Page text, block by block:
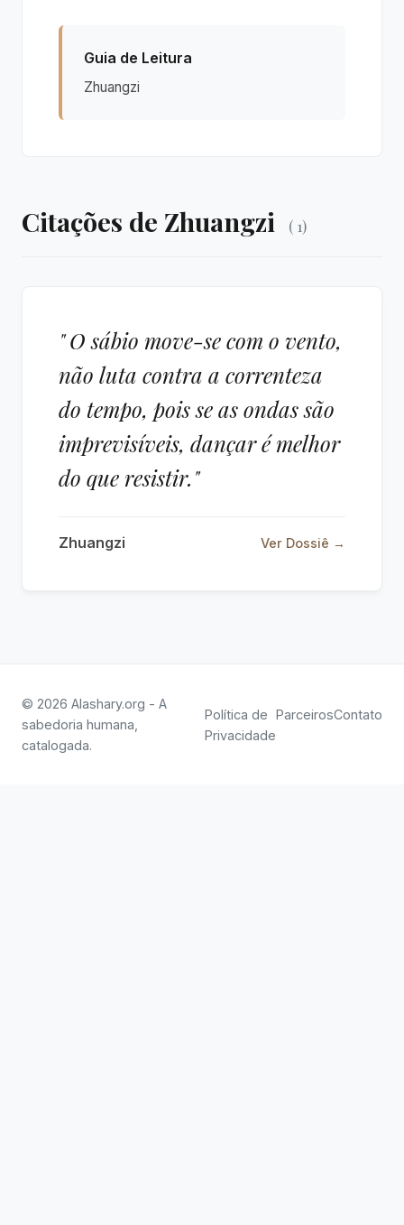
Guia de Leitura
Zhuangzi
Citações de Zhuangzi ( 1)
" O sábio move-se com o vento,
não luta contra a correnteza
do tempo, pois se as ondas são
imprevisíveis, dançar é melhor
do que resistir."
Zhuangzi Ver Dossiê →
© 2026 Alashary.org - A
sabedoria humana,
catalogada.
Política de
Privacidade
ParceirosContato